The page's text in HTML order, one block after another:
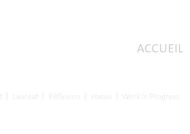
ACCUEIL
Lauréat Réflexion Voeux Work In Progress